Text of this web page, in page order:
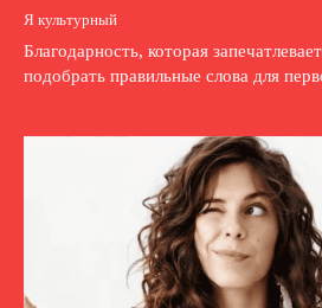
Я культурный
Благодарность, которая
подобрать правильные слова для